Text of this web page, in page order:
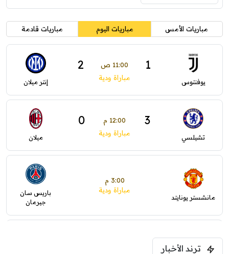
مباريات الأمس مباريات اليوم مباريات قادمة
يوفنتوس
1 11:00 ص 2
مباراة ودية إنتر ميلان
تشيلسي
3 12:00 م 0
مباراة ودية ميلان
مانشستر يونايتد
3:00 م
مباراة ودية
باريس سان
جيرمان
ترند الأخبار